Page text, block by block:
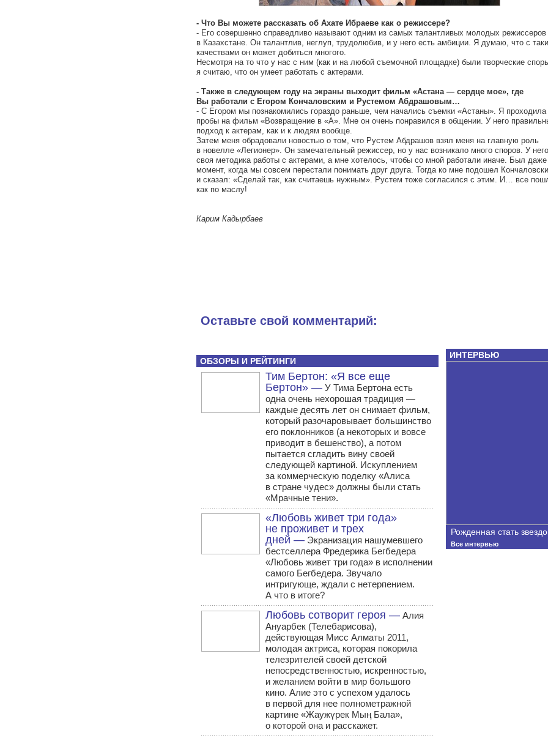
- Что Вы можете рассказать об Ахате Ибраеве как о режиссере?
- Его совершенно справедливо называют одним из самых талантливых молодых режиссеров
в Казахстане. Он талантлив, неглуп, трудолюбив, и у него есть амбиции. Я думаю, что с
качествами он может добиться многого.
Несмотря на то что у нас с ним (как и на любой съемочной площадке) были творческие
я считаю, что он умеет работать с актерами.
- Также в следующем году на экраны выходит фильм «Астана — сердце мое», где
Вы работали с Егором Кончаловским и Рустемом Абдрашовым…
- С Егором мы познакомились гораздо раньше, чем начались съемки «Астаны». Я проходила
пробы на фильм «Возвращение в «А». Мне он очень понравился в общении. У него
подход к актерам, как и к людям вообще.
Затем меня обрадовали новостью о том, что Рустем Абдрашов взял меня на главную роль
в новелле «Легионер». Он замечательный режиссер, но у нас возникало много споров. У него
своя методика работы с актерами, а мне хотелось, чтобы со мной работали иначе. Был даже
момент, когда мы совсем перестали понимать друг друга. Тогда ко мне подошел
и сказал: «Сделай так, как считаешь нужным». Рустем тоже согласился с этим. И… все
как по маслу!
Карим Кадырбаев
Оставьте свой комментарий:
ОБЗОРЫ И РЕЙТИНГИ
Тим Бертон: «Я все еще
Бертон» —У Тима Бертона есть
одна очень нехорошая традиция —
каждые десять лет он снимает фильм,
который разочаровывает большинство
его поклонников (а некоторых и вовсе
приводит в бешенство), а потом
пытается сгладить вину своей
следующей картиной. Искуплением
за коммерческую поделку «Алиса
в стране чудес» должны были стать
«Мрачные тени».
«Любовь живет три года»
не проживет и трех
дней —Экранизация нашумевшего
бестселлера Фредерика Бегбедера
«Любовь живет три года» в исполнении
самого Бегбедера. Звучало
интригующе, ждали с нетерпением.
А что в итоге?
Любовь сотворит героя —Алия
Ануарбек (Телебарисова),
действующая Мисс Алматы 2011,
молодая актриса, которая покорила
телезрителей своей детской
непосредственностью, искренностью,
и желанием войти в мир большого
кино. Алие это с успехом удалось
в первой для нее полнометражной
картине «Жаужүрек Мың Бала»,
о которой она и расскажет.
ИНТЕРВЬЮ
Рожденная стать
Все интервью